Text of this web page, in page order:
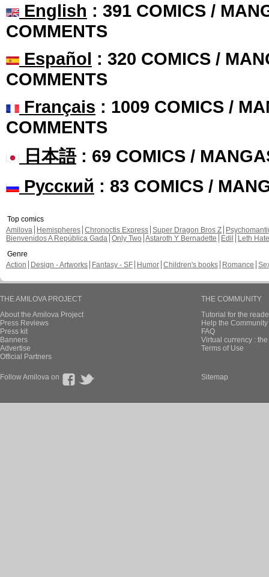
English : 391 COMICS /
COMMENTS
Español : 320 COMICS /
COMMENTS
Français : 1009 COMICS /
COMMENTS
日本語: 69 COMICS /
Русский : 83 COMICS /
Top comics
Amilova
Hemispheres Chronoctis Express Super Dragon Bros Z
Bienvenidos A República Gada Only Two Astaroth Y Bernadette Edil
Leth Hate
Genre
Action
Design - Artworks Fantasy - SF Humor Children's books Romance
THE AMILOVA PROJECT
About the Amilova Project
Press Reviews
Press kit
Banners
Advertise
Official Partners
THE COMMUNITY
Tutorial for the
Help the
FAQ
Virtual currency :
Terms of Use
Follow Amilova on Sitemap